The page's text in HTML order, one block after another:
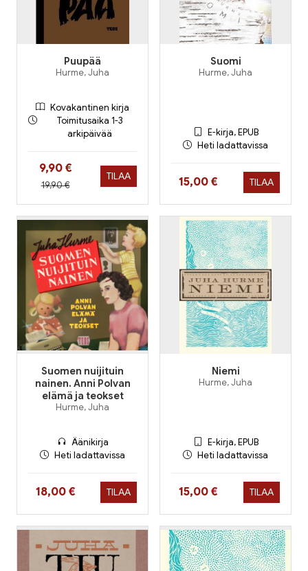
Puupää
Hurme, Juha
Kovakantinen kirja
Toimitusaika 1-3
arkipäivää
Hinta nyt
9,90 €
Hinta aiemmin
19,90 €
TILAA
Suomi
Hurme, Juha
E-kirja, EPUB
Heti ladattavissa
Hinta nyt
15,00 € TILAA
Suomen nuijituin
nainen. Anni Polvan
elämä ja teokset
Hurme, Juha
Äänikirja
Heti ladattavissa
Hinta nyt
18,00 € TILAA
Niemi
Hurme, Juha
E-kirja, EPUB
Heti ladattavissa
Hinta nyt
15,00 € TILAA